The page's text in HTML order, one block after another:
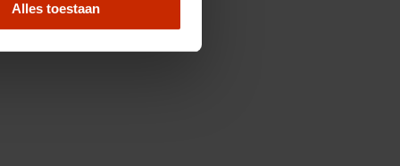
Alles toestaan